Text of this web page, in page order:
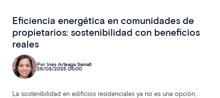
Eficiencia energética en comunidades de
propietarios: sostenibilidad con beneficios
reales
Por Inés Arteaga Samalt
26/03/2025 05:00
La sostenibilidad en edificios residenciales ya no es una opción,